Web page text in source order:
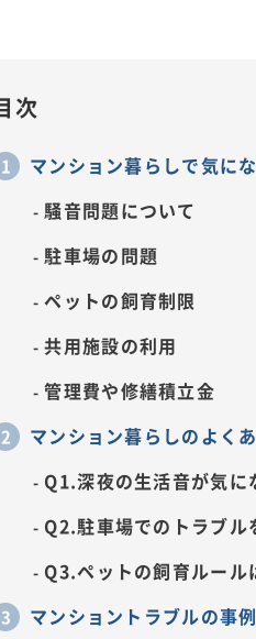
次
マンション暮らしで気に
騒音問題について
駐車場の問題
ペットの飼育制限
共用施設の利用
管理費や修繕積立金
マンション暮らしのよく
Q1.深夜の生活音が気に
Q2.駐車場でのトラブル
Q3.ペットの飼育ルール
マンショントラブルの事